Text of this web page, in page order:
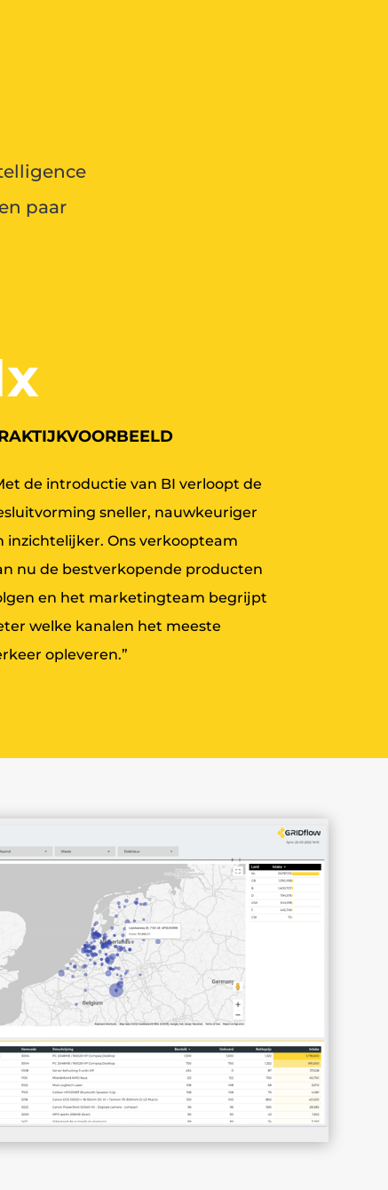
paar
de introductie van BI verloopt de
sneller, nauwkeuriger
inzichtelijker. Ons verkoopteam
nu de bestverkopende producten
en het marketingteam begrijpt
welke kanalen het meeste
opleveren.”